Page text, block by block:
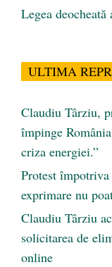
Legea
ULTIMA
Claudiu Târziu,
împinge
criza energiei.”
Protest
exprimare nu
Claudiu Târziu
solicitarea de
online